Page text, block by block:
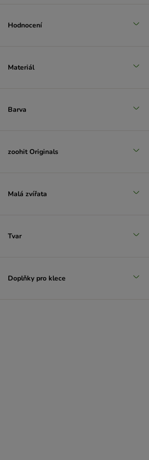
Hodnocení
Materiál
Barva
zoohit Originals
Malá zvířata
Tvar
Doplňky pro klece